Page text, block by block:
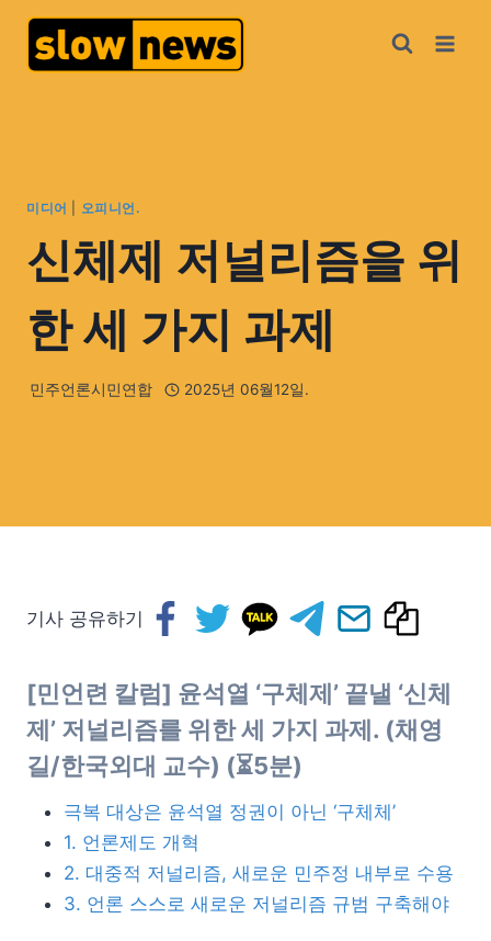
미디어 오피니언.
신체제 저널리즘을 위
한 세 가지 과제
민주언론시민연합 2025년 06월12일.
기사 공유하기
[민언련 칼럼] 윤석열 ‘구체제’ 끝낼 ‘신체
제’ 저널리즘를 위한 세 가지 과제. (채영
길/한국외대 교수) (⏳5분)
극복 대상은 윤석열 정권이 아닌 ‘구체체’
1. 언론제도 개혁
2. 대중적 저널리즘, 새로운 민주정 내부로 수용
3. 언론 스스로 새로운 저널리즘 규범 구축해야